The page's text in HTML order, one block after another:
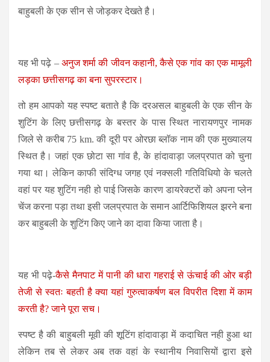
बाहुबली के एक सीन से जोड़कर देखते है।
यह भी पढ़े – अनुज शर्मा की जीवन कहानी, कैसे एक गांव का एक मामूली
लड़का छत्तीसगढ़ का बना सुपरस्टार।
तो हम आपको यह स्पष्ट बताते है कि दरअसल बाहुबली के एक सीन के
शुटिंग के लिए छत्तीसगढ़ के बस्तर के पास स्थित नारायणपुर नामक
जिले से करीब 75 km. की दूरी पर ओरछा ब्लॉक नाम की एक मुख्यालय
स्थित है। जहां एक छोटा सा गांव है, के हांदावाड़ा जलप्रपात को चुना
गया था। लेकिन काफी संदिग्ध जगह एवं नक्सली गतिविधियो के चलते
वहां पर यह शुटिंग नही हो पाई जिसके कारण डायरेक्टरों को अपना प्लेन
चेंज करना पड़ा तथा इसी जलप्रपात के समान आर्टिफिशियल झरने बना
कर बाहुबली के शुटिंग किए जाने का दावा किया जाता है।
यह भी पढ़े-कैसे मैनपाट में पानी की धारा गहराई से ऊंचाई की ओर बड़ी
तेजी से स्वतः बहती है क्या यहां गुरुत्वाकर्षण बल विपरीत दिशा में काम
करती है? जाने पूरा सच।
स्पष्ट है की बाहुबली मूवी की शूटिंग हांदावाड़ा में कदाचित नही हुआ था
लेकिन तब से लेकर अब तक वहां के स्थानीय निवासियों द्वारा इसे